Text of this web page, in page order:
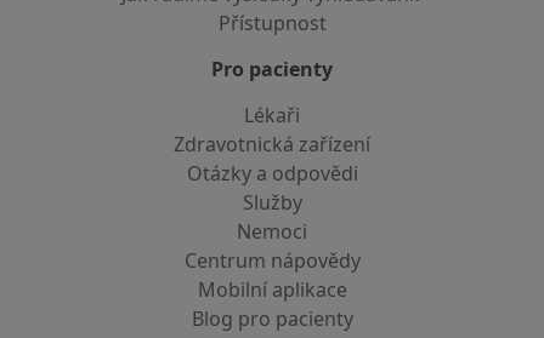
Přístupnost
Pro pacienty
Lékaři
Zdravotnická zařízení
Otázky a odpovědi
Služby
Nemoci
Centrum nápovědy
Mobilní aplikace
Blog pro pacienty